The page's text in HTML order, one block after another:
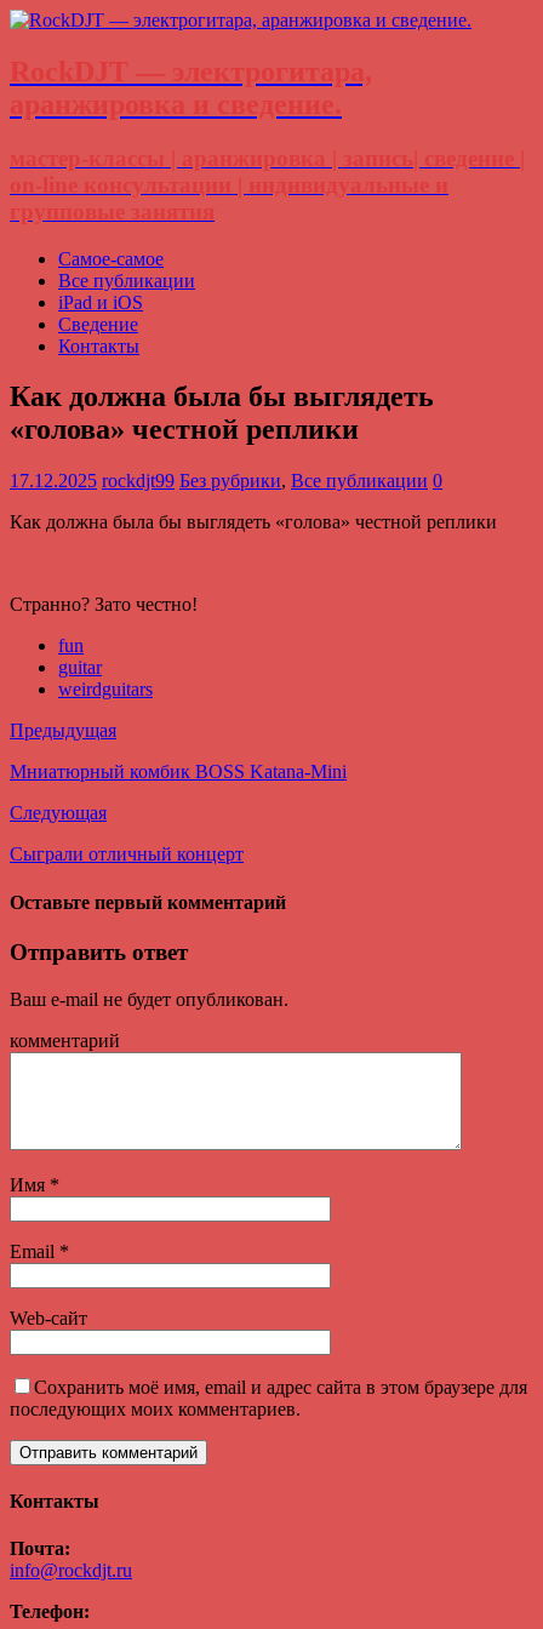
RockDJT — электрогитара,
аранжировка и сведение.
мастер-классы | аранжировка | запись| сведение |
on-line консультации | индивидуальные и
групповые занятия
Самое-самое
Все публикации
iPad и iOS
Сведение
Контакты
Как должна была бы выглядеть
«голова» честной реплики
17.12.2025 rockdjt99 Без рубрики, Все публикации 0
Как должна была бы выглядеть «голова» честной реплики
Странно? Зато честно!
fun
guitar
weirdguitars
Предыдущая
Мниатюрный комбик BOSS Katana-Mini
Следующая
Сыграли отличный концерт
Оставьте первый комментарий
Отправить ответ
Ваш e-mail не будет опубликован.
комментарий
Имя *
Email *
Web-сайт
Сохранить моё имя, email и адрес сайта в этом браузере для
последующих моих комментариев.
Контакты
Почта:
info@rockdjt.ru
Телефон: